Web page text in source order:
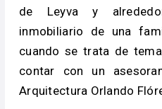
de Leyva y
inmobiliario de una
cuando se trata de
contar con un
Arquitectura Orlando